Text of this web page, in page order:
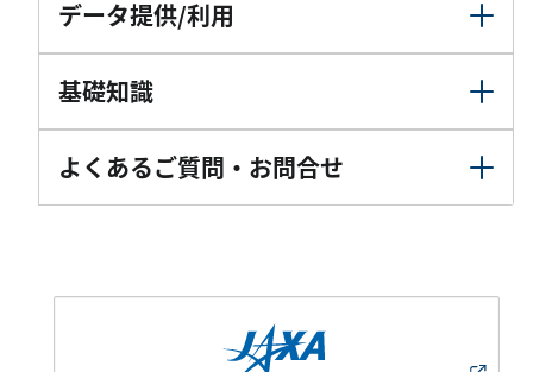
データ提供/利用
基礎知識
よくあるご質問・お問合せ